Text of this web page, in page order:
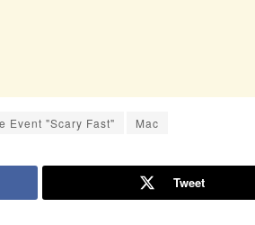
Event "Scary Fast" Mac
Tweet